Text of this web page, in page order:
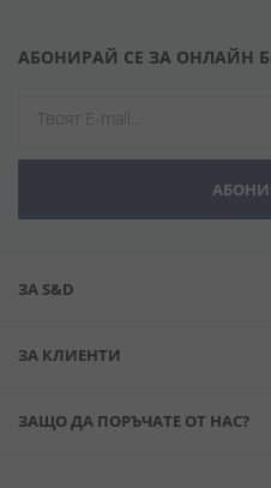
АБОНИРАЙ СЕ ЗА ОНЛАЙН
ЗА S&D
ЗА КЛИЕНТИ
ЗАЩО ДА ПОРЪЧАТЕ ОТ НАС?